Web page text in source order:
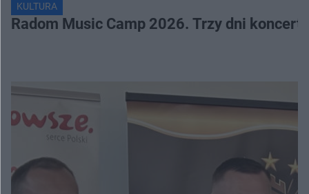
KULTURA
Radom Music Camp 2026. Trzy dni